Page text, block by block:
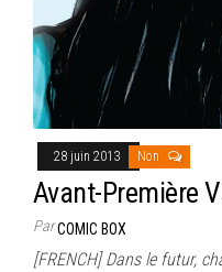
28 juin 2013 Non
Avant-Première
ParCOMIC BOX
[FRENCH] Dans le futur,